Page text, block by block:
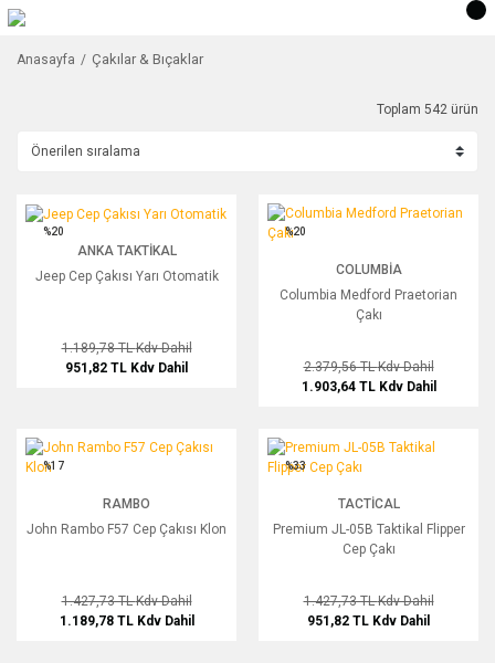
Anasayfa Çakılar & Bıçaklar
Toplam 542 ürün
Jeep Cep Çakısı Yarı Otomatik
%20
ANKA TAKTIKAL
Jeep Cep Çakısı Yarı Otomatik
1.189,78 TLKdv Dahil
951,82 TL Kdv Dahil
Columbia Medford Praetorian Çakı
%20
COLUMBIA
Columbia Medford Praetorian
Çakı
2.379,56 TLKdv Dahil
1.903,64 TL Kdv Dahil
John Rambo F57 Cep Çakısı Klon
%17
RAMBO
John Rambo F57 Cep Çakısı Klon
1.427,73 TLKdv Dahil
1.189,78 TL Kdv Dahil
Premium JL-05B Taktikal Flipper Cep
%33
TACTICAL
Premium JL-05B Taktikal Flipper
Cep Çakı
1.427,73 TLKdv Dahil
951,82 TL Kdv Dahil